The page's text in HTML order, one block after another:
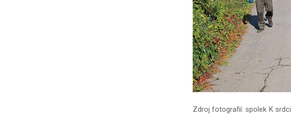
Zdroj fotografií: spolek K srdci